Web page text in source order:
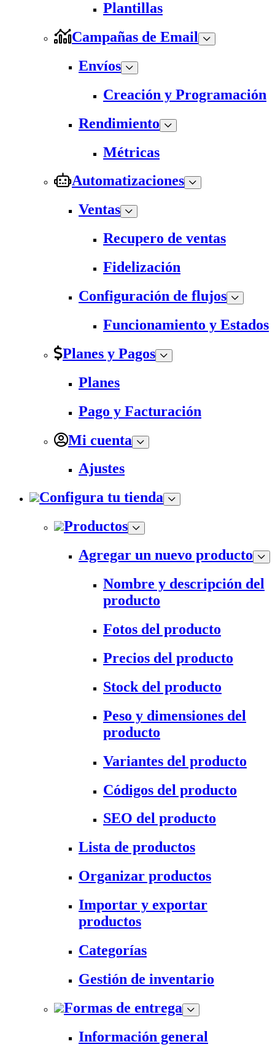
Plantillas
Campañas de Email
Envíos
Creación y Programación
Rendimiento
Métricas
Automatizaciones
Ventas
Recupero de ventas
Fidelización
Configuración de flujos
Funcionamiento y Estados
Planes y Pagos
Planes
Pago y Facturación
Mi cuenta
Ajustes
Configura tu tienda
Productos
Agregar un nuevo producto
Nombre y descripción del
producto
Fotos del producto
Precios del producto
Stock del producto
Peso y dimensiones del
producto
Variantes del producto
Códigos del producto
SEO del producto
Lista de productos
Organizar productos
Importar y exportar
productos
Categorías
Gestión de inventario
Formas de entrega
Información general